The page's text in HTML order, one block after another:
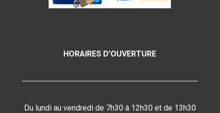
HORAIRES D’OUVERTURE
Du lundi au vendredi de 7h30 à 12h30 et de 13h30